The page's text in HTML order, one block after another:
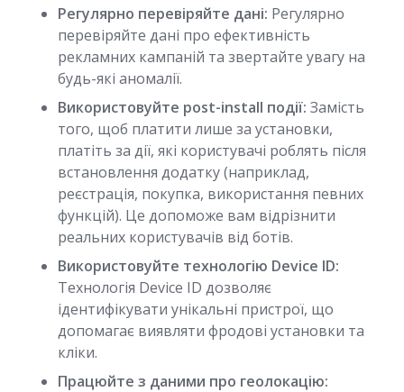
Регулярно перевіряйте дані: Регулярно
перевіряйте дані про ефективність
рекламних кампаній та звертайте увагу на
будь-які аномалії.
Використовуйте post-install події: Замість
того, щоб платити лише за установки,
платіть за дії, які користувачі роблять після
встановлення додатку (наприклад,
реєстрація, покупка, використання певних
функцій). Це допоможе вам відрізнити
реальних користувачів від ботів.
Використовуйте технологію Device ID:
Технологія Device ID дозволяє
ідентифікувати унікальні пристрої, що
допомагає виявляти фродові установки та
кліки.
Працюйте з даними про геолокацію: